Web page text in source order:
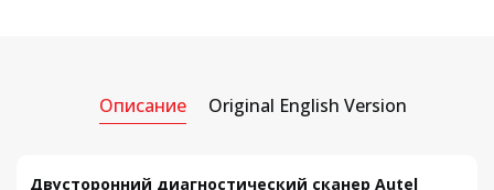
Описание Original English Version
Двусторонний диагностический сканер Autel